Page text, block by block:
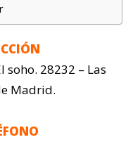
soho. 28232 – Las
Madrid.